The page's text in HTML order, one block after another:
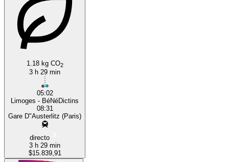
1.18 kg CO2
3 h 29 min
05:02
Limoges - BéNéDictins
08:31
Gare D"Austerlitz (Paris)
directo
3 h 29 min
$15.839,91